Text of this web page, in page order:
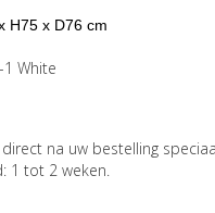
H75 x D76 cm
1 White
na uw bestelling
1 tot 2 weken.